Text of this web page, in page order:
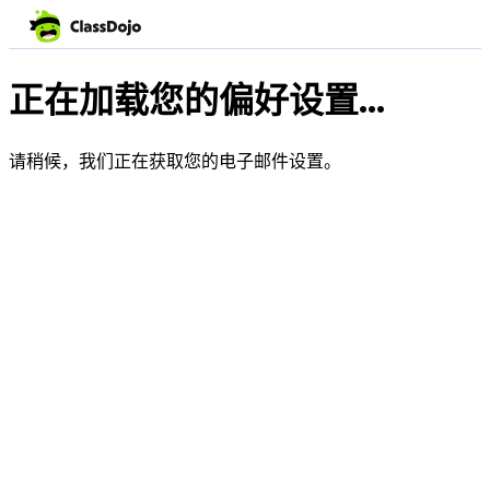
正在加载您的偏好设置...
请稍候，我们正在获取您的电子邮件设置。